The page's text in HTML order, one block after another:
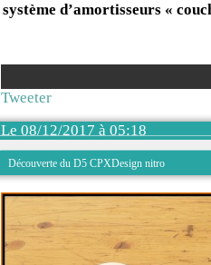
système d’amortisseurs «
Tweeter
Le 08/12/2017 à 05:18
Découverte du D5 CPXDesign nitro